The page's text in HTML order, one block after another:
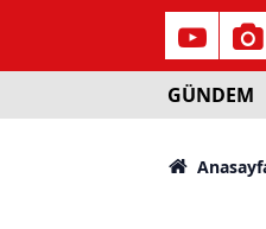
GÜNDEM